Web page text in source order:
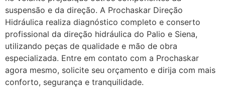
suspensão e da direção. A Prochaskar Direção
Hidráulica realiza diagnóstico completo e conserto
profissional da direção hidráulica do Palio e Siena,
utilizando peças de qualidade e mão de obra
especializada. Entre em contato com a Prochaskar
agora mesmo, solicite seu orçamento e dirija com mais
conforto, segurança e tranquilidade.